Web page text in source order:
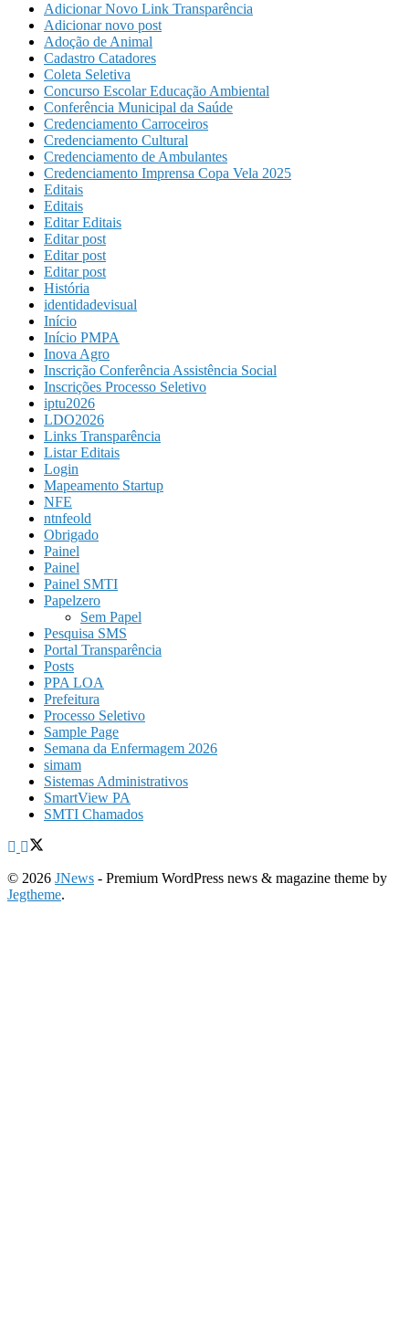
Adicionar Novo Link Transparência
Adicionar novo post
Adoção de Animal
Cadastro Catadores
Coleta Seletiva
Concurso Escolar Educação Ambiental
Conferência Municipal da Saúde
Credenciamento Carroceiros
Credenciamento Cultural
Credenciamento de Ambulantes
Credenciamento Imprensa Copa Vela 2025
Editais
Editais
Editar Editais
Editar post
Editar post
Editar post
História
identidadevisual
Início
Início PMPA
Inova Agro
Inscrição Conferência Assistência Social
Inscrições Processo Seletivo
iptu2026
LDO2026
Links Transparência
Listar Editais
Login
Mapeamento Startup
NFE
ntnfeold
Obrigado
Painel
Painel
Painel SMTI
Papelzero
Sem Papel
Pesquisa SMS
Portal Transparência
Posts
PPA LOA
Prefeitura
Processo Seletivo
Sample Page
Semana da Enfermagem 2026
simam
Sistemas Administrativos
SmartView PA
SMTI Chamados
© 2026 JNews - Premium WordPress news & magazine theme by
Jegtheme.